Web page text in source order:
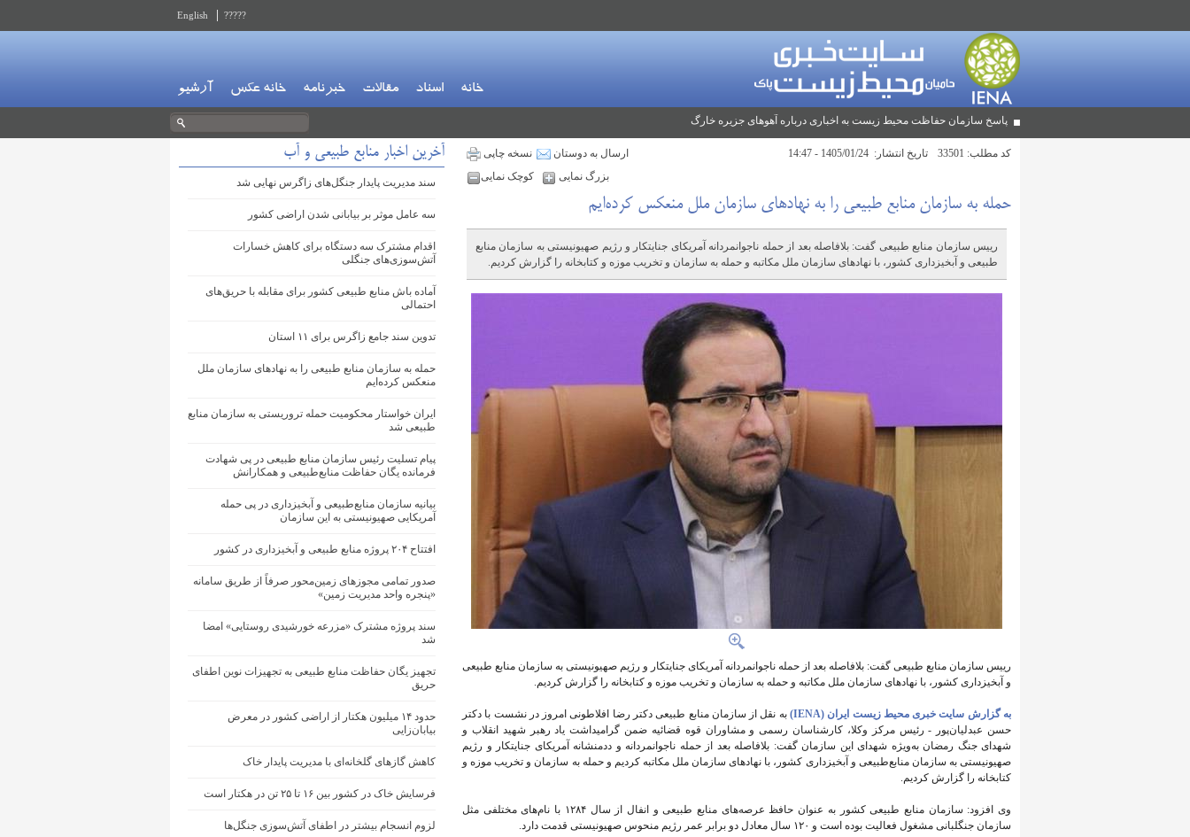
?????
English
خانه اسناد مقالات خبرنامه خانه عکس آرشیو
پاسخ سازمان حفاظت محیط زیست به اخباری درباره آهوهای جزیره خارگ
کد مطلب: تاریخ انتشار: نسخه چاپی
ارسال به دوستان
بزرگ نمایی
کوچک نمایی
حمله به سازمان منابع طبیعی را به نهادهای سازمان ملل منعکس کرده‌ایم
رییس سازمان منابع طبیعی گفت: بلافاصله بعد از حمله ناجوانمردانه آمریکای جنایتکار و رژیم صهیونیستی به سازمان منابع‌
طبیعی و آبخیزداری کشور، با نهادهای سازمان ملل مکاتبه و حمله به سازمان و تخریب موزه و کتابخانه را گزارش کردیم.
رییس سازمان منابع طبیعی گفت: بلافاصله بعد از حمله ناجوانمردانه آمریکای جنایتکار و رژیم صهیونیستی به سازمان منابع‌ طبیعی
و آبخیزداری کشور، با نهادهای سازمان ملل مکاتبه و حمله به سازمان و تخریب موزه و کتابخانه را گزارش کردیم.
به گزارش سایت خبری محیط زیست ایران (IENA)
به نقل از سازمان منابع طبیعی دکتر رضا افلاطونی امروز در نشست با دکتر
حسن عبدلیان‌پور - رئیس مرکز وکلا، کارشناسان رسمی و مشاوران قوه قضائیه ضمن گرامیداشت یاد رهبر شهید انقلاب و
شهدای جنگ رمضان به‌ویژه شهدای این سازمان گفت: بلافاصله بعد از حمله ناجوانمردانه و ددمنشانه آمریکای جنایتکار و رژیم
صهیونیستی به سازمان منابع‌طبیعی و آبخیزداری کشور، با نهادهای سازمان ملل مکاتبه کردیم و حمله به سازمان و تخریب موزه و
کتابخانه را گزارش کردیم.
وی افزود: سازمان منابع‌ طبیعی کشور به عنوان حافظ عرصه‌های منابع طبیعی و انفال از سال ۱۲۸۴ با نام‌های مختلفی مثل
سازمان جنگلبانی مشغول فعالیت بوده است و ۱۲۰ سال معادل دو برابر عمر رژیم منحوس صهیونیستی قدمت دارد.
آخرین اخبار منابع طبیعی و آب
سند مدیریت پایدار جنگل‌های زاگرس نهایی شد
سه عامل موثر بر بیابانی شدن اراضی کشور
اقدام مشترک سه دستگاه برای کاهش خسارات
آتش‌سوزی‌های جنگلی
آماده باش منابع طبیعی کشور برای مقابله با حریق‌های
احتمالی
تدوین سند جامع زاگرس برای ۱۱ استان
حمله به سازمان منابع طبیعی را به نهادهای سازمان ملل
منعکس کرده‌ایم
ایران خواستار محکومیت حمله تروریستی به سازمان منابع
طبیعی شد
پیام تسلیت رئیس سازمان منابع طبیعی در پی شهادت
فرمانده یگان حفاظت منابع‌طبیعی و همکارانش
بیانیه سازمان منابع‌طبیعی و آبخیزداری در پی حمله
آمریکایی صهیونیستی به این سازمان
افتتاح ۲۰۴ پروژه منابع طبیعی و آبخیزداری در کشور
صدور تمامی مجوزهای زمین‌محور صرفاً از طریق سامانه
«پنجره واحد مدیریت زمین»
سند پروژه مشترک «مزرعه خورشیدی روستایی» امضا
شد
تجهیز یگان حفاظت منابع طبیعی به تجهیزات نوین اطفای
حریق
حدود ۱۴ میلیون هکتار از اراضی کشور در معرض
بیابان‌زایی
کاهش گازهای گلخانه‌ای با مدیریت پایدار خاک
فرسایش خاک در کشور بین ۱۶ تا ۲۵ تن در هکتار است
لزوم انسجام بیشتر در اطفای آتش‌سوزی جنگل‌ها